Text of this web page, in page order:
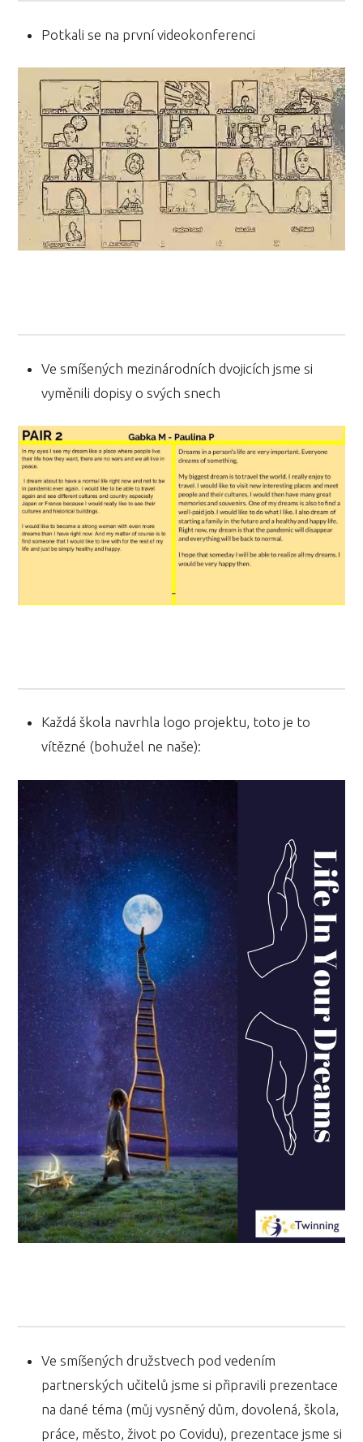
Potkali se na první videokonferenci
Ve smíšených mezinárodních dvojicích jsme si
vyměnili dopisy o svých snech
Každá škola navrhla logo projektu, toto je to
vítězné (bohužel ne naše):
Ve smíšených družstvech pod vedením
partnerských učitelů jsme si připravili prezentace
na dané téma (můj vysněný dům, dovolená, škola,
práce, město, život po Covidu), prezentace jsme si